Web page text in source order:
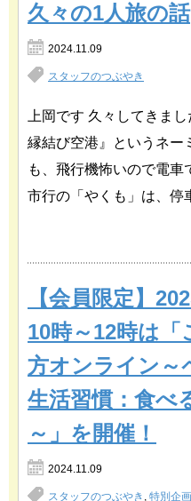
久々の1人旅の話
2024.11.09
スタッフのつぶやき
上岡です 久々してきま
縁結び空港』というネー
も、飛行機怖いので電車
市行の「やくも」は、停
【会員限定】
10時～12時は「
方オンライン
生活習慣：食べ
～」を開催！
2024.11.09
スタッフのつぶやき , 特別企